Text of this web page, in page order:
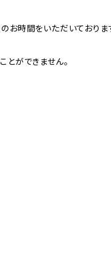
お時間をいただいておりま
ができません。